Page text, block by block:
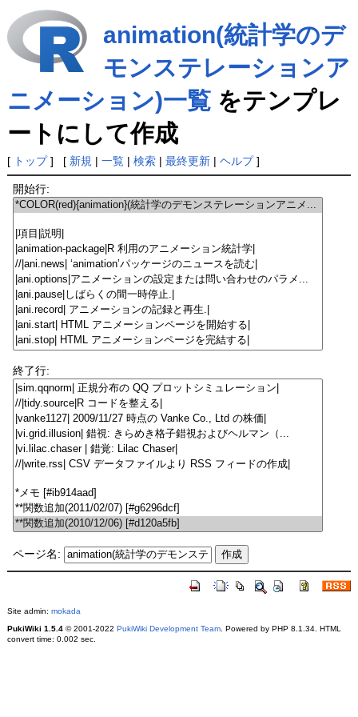
animation(統計学のデ
モンステレーションア
ニメーション)一覧をテンプレ
ートにして作成
[ トップ] [ 新規 | 一覧| 検索| 最終更新| ヘルプ]
開始行:
終了行:
ページ名:
Site admin: mokada
PukiWiki 1.5.4© 2001-2022 PukiWiki Development Team. Powered by PHP 8.1.34. HTML
convert time: 0.002 sec.